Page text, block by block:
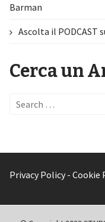
Barman
Ascolta il PODCAST
Cerca un
Search
Privacy Policy - Cookie